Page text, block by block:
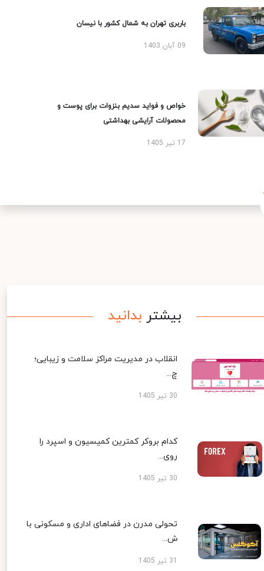
باربری تهران به شمال کشور با نیسان
09 آبان 1403
خواص و فواید سدیم بنزوات برای پوست و
محصولات آرایشی بهداشتی
17 تیر 1405
بیشتر بدانید
انقلاب در مدیریت مراکز سلامت و زیبایی؛
چ...
30 تیر 1405
کدام بروکر کمترین کمیسیون و اسپرد را
روی...
30 تیر 1405
تحولی مدرن در فضاهای اداری و مسکونی با
ش...